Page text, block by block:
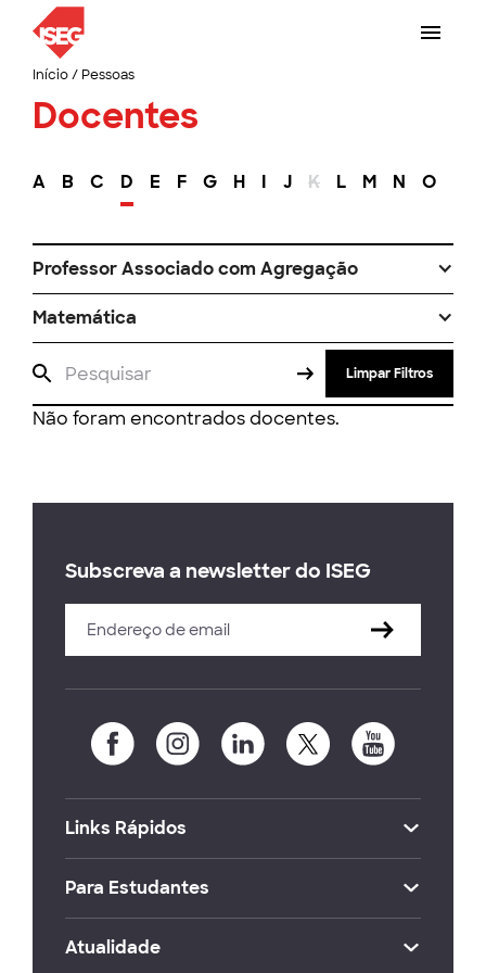
Início/ Pessoas
Docentes
A B C D E F G H I J K L M N O
Professor Associado com Agregação
Matemática
Limpar Filtros
Não foram encontrados docentes.
Subscreva a newsletter do ISEG
Links Rápidos
Para Estudantes
Atualidade